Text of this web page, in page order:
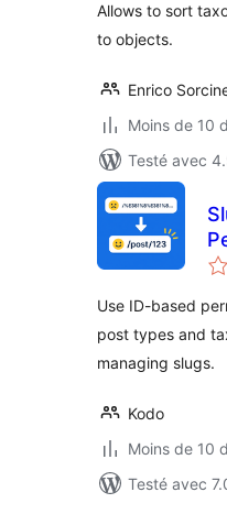
Allows to sort
to objects.
Enrico
Moins de 10
Testé avec
Use ID-based
post types and
managing slugs.
Kodo
Moins de 10
Testé avec